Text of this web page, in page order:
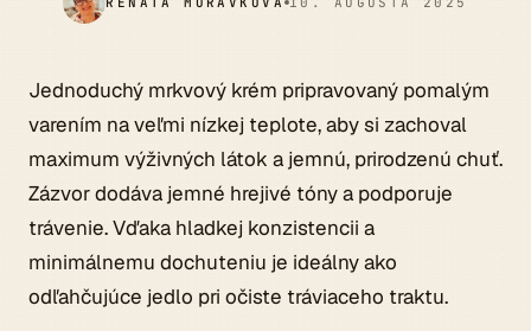
Jednoduchý mrkvový krém pripravovaný pomalým
varením na veľmi nízkej teplote, aby si zachoval
maximum výživných látok a jemnú, prirodzenú chuť.
Zázvor dodáva jemné hrejivé tóny a podporuje
trávenie. Vďaka hladkej konzistencii a
minimálnemu dochuteniu je ideálny ako
odľahčujúce jedlo pri očiste tráviaceho traktu.